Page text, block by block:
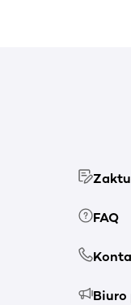
FAQ
Biuro